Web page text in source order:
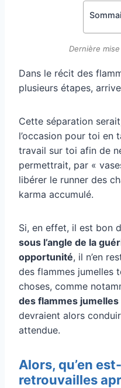
Dernière
Dans le récit des
plusieurs étapes,
Cette séparation
l’occasion pour toi en
travail sur toi afin de
permettrait, par «
libérer le runner des
karma accumulé.
Si, en effet, il est bon
sous l’angle de la
opportunité, il n’en
des flammes jumelles
choses, comme
des flammes
devraient alors
attendue.
Alors, qu’en
retrouvailles